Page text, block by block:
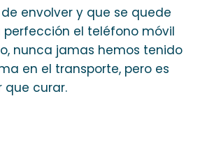
envolver y que se quede
el teléfono móvil
nunca jamas hemos tenido
en el transporte, pero es
que curar.